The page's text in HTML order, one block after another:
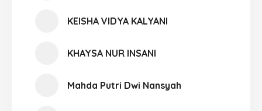
KEISHA VIDYA KALYANI
KHAYSA NUR INSANI
Mahda Putri Dwi Nansyah